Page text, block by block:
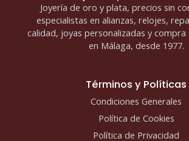
Joyería de oro y plata, precios sin
especialistas en alianzas, relojes,
calidad, joyas personalizadas y
en Málaga, desde 1977.
Términos y Políticas
Condiciones Generales
Política de Cookies
Política de Privacidad